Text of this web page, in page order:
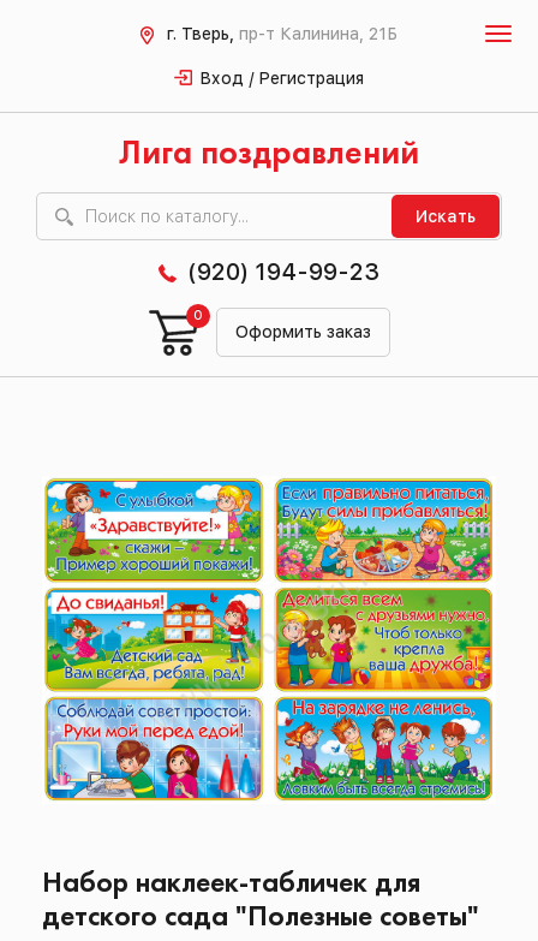
г. Тверь, пр-т Калинина, 21Б
Вход / Регистрация
Лига поздравлений
Искать
(920) 194-99-23
Оформить заказ
0
Набор наклеек-табличек для
детского сада "Полезные советы"